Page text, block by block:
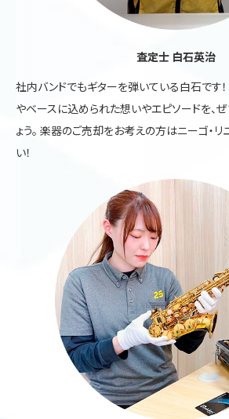
査定士 白石英治
社内バンドでもギターを弾いている白石です
やベースに込められた想いやエピソードを、
ょう。 楽器のご売却をお考えの方はニーゴ・
い！